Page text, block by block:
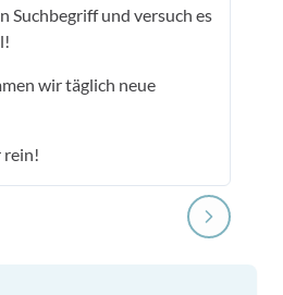
Suchbegriff und versuch es
wir täglich neue
rein!